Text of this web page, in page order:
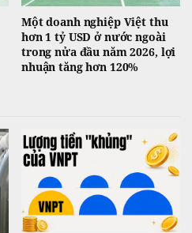
Một doanh nghiệp Việt thu
hơn 1 tỷ USD ở nước ngoài
trong nửa đầu năm 2026, lợi
nhuận tăng hơn 120%